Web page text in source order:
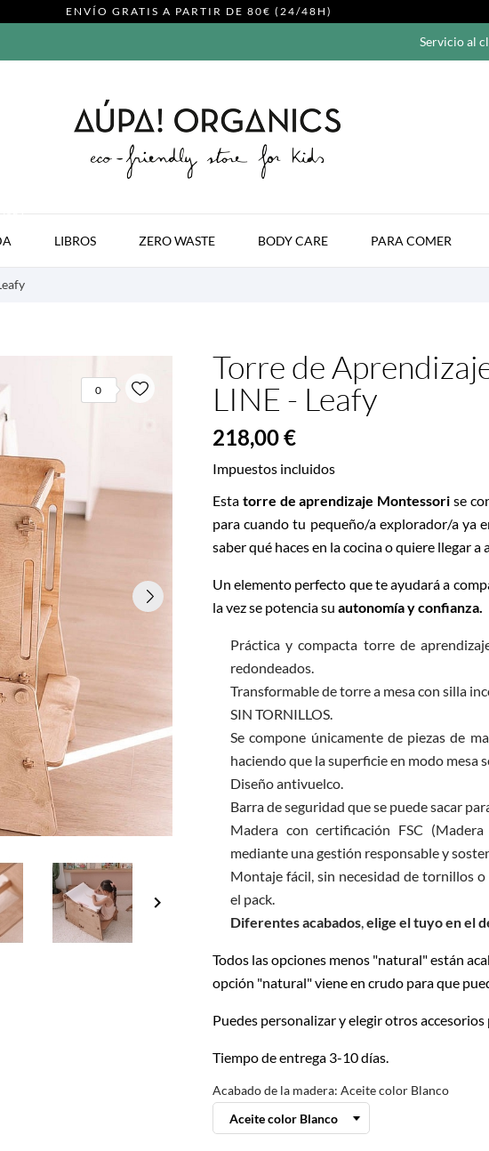
ENVÍO GRATIS A PARTIR DE 80€ (24/48H)
Servicio al
LIBROS ZERO WASTE BODY CARE PARA COMER
keyboard_arrow_right
0
Torre de
LINE - Leafy
218,00 €
Impuestos incluidos
Esta torre de aprendizaje Montessori se
para cuando tu pequeño/a explorador/a ya
saber qué haces en la cocina o quiere llegar a
Un elemento perfecto que te ayudará a
la vez se potencia su autonomía y confianza.
Práctica y compacta torre de
redondeados.
Transformable de torre a mesa con silla
SIN TORNILLOS.
Se compone únicamente de piezas de
haciendo que la superficie en modo mesa
Diseño antivuelco.
Barra de seguridad que se puede sacar
Madera con certificación FSC
mediante una gestión responsable y
Montaje fácil, sin necesidad de tornillos
el pack.
Diferentes acabados,elige el tuyo en el
Todos las opciones menos "natural" están
opción "natural" viene en crudo para que
Puedes personalizar y elegir otros
Tiempo de entrega 3-10 días.
Acabado de la madera: Aceite color Blanco